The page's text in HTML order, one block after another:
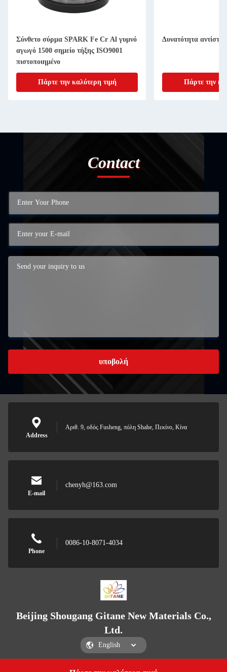
Σύνθετο σύρμα SPARK Fe Cr Al γυμνό
αγωγό 1500 σημείο τήξης ISO9001
πιστοποιημένο
Πάρτε την καλύτερη τιμή
Δυνατότητα
Πάρτε την
Contact
υποβολή
Address
Αριθ. 9, οδός Fusheng, πόλη Shahe, Πεκίνο, Κίνα
E-mail
chenyh@163.com
Phone
0086-10-8071-4034
Beijing Shougang Gitane New Materials Co.,
Ltd.